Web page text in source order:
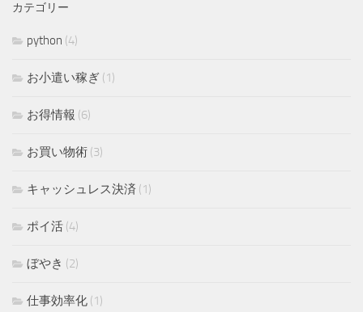
カテゴリー
python (4)
お小遣い稼ぎ (1)
お得情報 (6)
お買い物術 (3)
キャッシュレス決済 (1)
ポイ活 (4)
ぼやき (2)
仕事効率化 (1)